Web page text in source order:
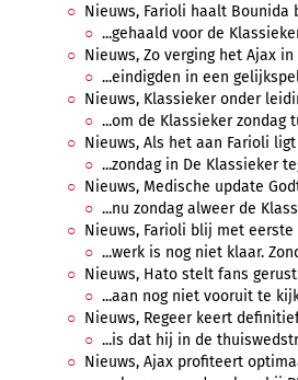
Nieuws, Farioli haalt Bounida
...gehaald voor de
Nieuws, Zo verging het Ajax
...eindigden in een
Nieuws, Klassieker onder
...om de Klassieker zondag
Nieuws, Als het aan Farioli
...zondag in De Klassieker
Nieuws, Medische update
...nu zondag alweer de
Nieuws, Farioli blij met eerste
...werk is nog niet klaar.
Nieuws, Hato stelt fans
...aan nog niet vooruit te
Nieuws, Regeer keert
...is dat hij in de
Nieuws, Ajax profiteert